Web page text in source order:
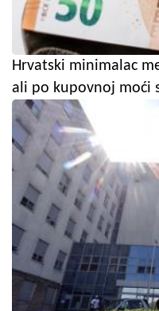
Hrvatski minimalac
ali po kupovnoj moći